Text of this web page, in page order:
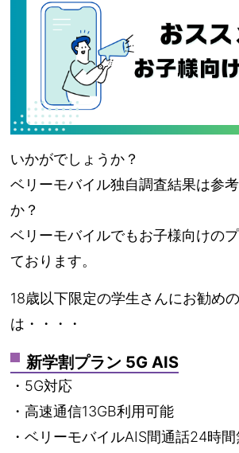
いかがでしょうか？
ベリーモバイル独自調査結果は参
か？
ベリーモバイルでもお子様向けの
ております。
18歳以下限定の学生さんにお勧め
は・・・・
新学割プラン 5G AIS
・5G対応
・高速通信13GB利用可能
・ベリーモバイルAIS間通話24時